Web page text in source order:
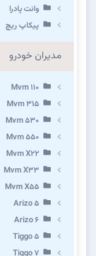
وانت پادرا
پیکاپ ریچ
مدیران خودرو
Mvm 110
Mvm 315
Mvm 530
Mvm 550
Mvm X22
Mvm X33
Mvm X55
Arizo 5
Arizo 6
Tiggo 5